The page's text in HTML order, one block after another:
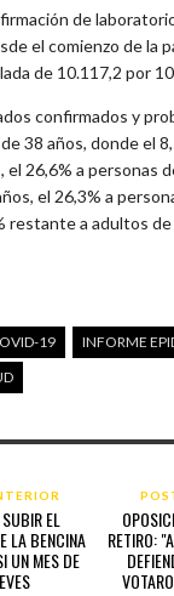
de
el comienzo de la
de 10.117,2 por
confirmados y
38 años, donde el
el 26,6% a personas
el 26,3% a
restante a adultos de
19
INFORME
EL
LA BENCINA
UN MES DE
RETIRO: